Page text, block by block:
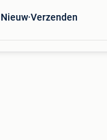
Nieuw Verzenden